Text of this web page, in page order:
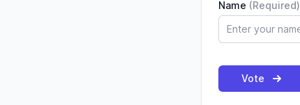
Name (Required)
Vote